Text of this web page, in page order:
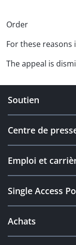
Order
For these reasons
The appeal is
Soutien
Centre de
Emploi et
Single Access
Achats